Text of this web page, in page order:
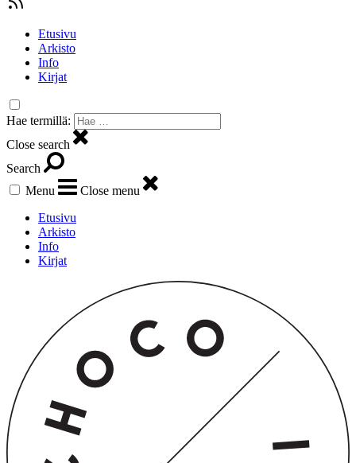
Etusivu
Arkisto
Info
Kirjat
Hae termillä:
Close search
Search
Menu
Close menu
Etusivu
Arkisto
Info
Kirjat